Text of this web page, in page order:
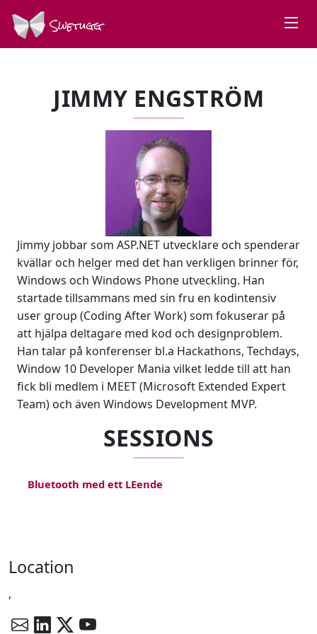
Swetugg
JIMMY ENGSTRÖM
Jimmy jobbar som ASP.NET utvecklare och spenderar
kvällar och helger med det han verkligen brinner för,
Windows och Windows Phone utveckling. Han
startade tillsammans med sin fru en kodintensiv
user group (Coding After Work) som fokuserar på
att hjälpa deltagare med kod och designproblem.
Han talar på konferenser bl.a Hackathons, Techdays,
Window 10 Developer Mania vilket ledde till att han
fick bli medlem i MEET (Microsoft Extended Expert
Team) och även Windows Development MVP.
SESSIONS
Bluetooth med ett LEende
Location
,